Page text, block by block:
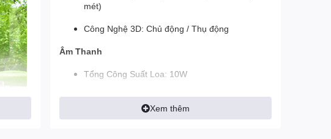
mét)
Công Nghệ 3D: Chủ động / Thụ động
Âm Thanh
Tổng Công Suất Loa: 10W
Số Lượng Loa: 2
Công Nghệ Âm Thanh: DTS Virtual:X
Xem thêm